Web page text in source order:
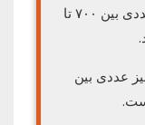
همچنین چگالی بلوک های رده دوم عددی بین ۷۰۰ تا
عددی بین